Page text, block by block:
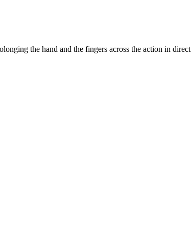
the hand and the fingers across the action in